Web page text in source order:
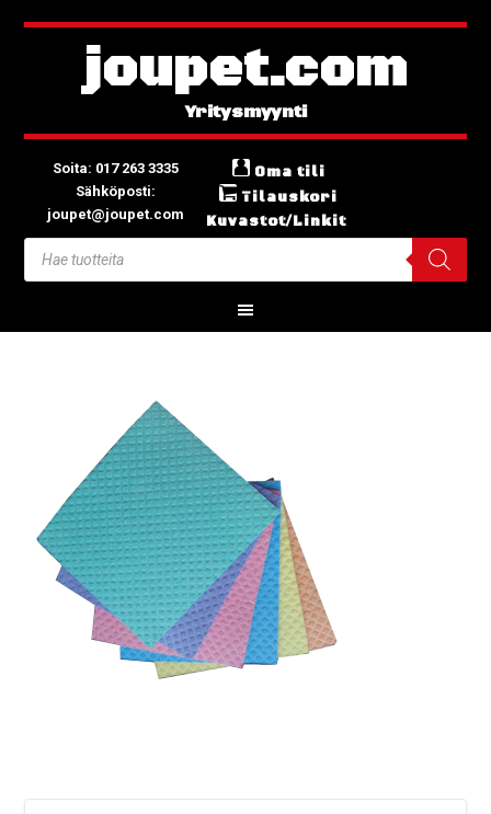
joupet.com
Soita: 017 263 3335
Sähköposti:
joupet@joupet.com
Oma tili
Tilauskori
Kuvastot/Linkit